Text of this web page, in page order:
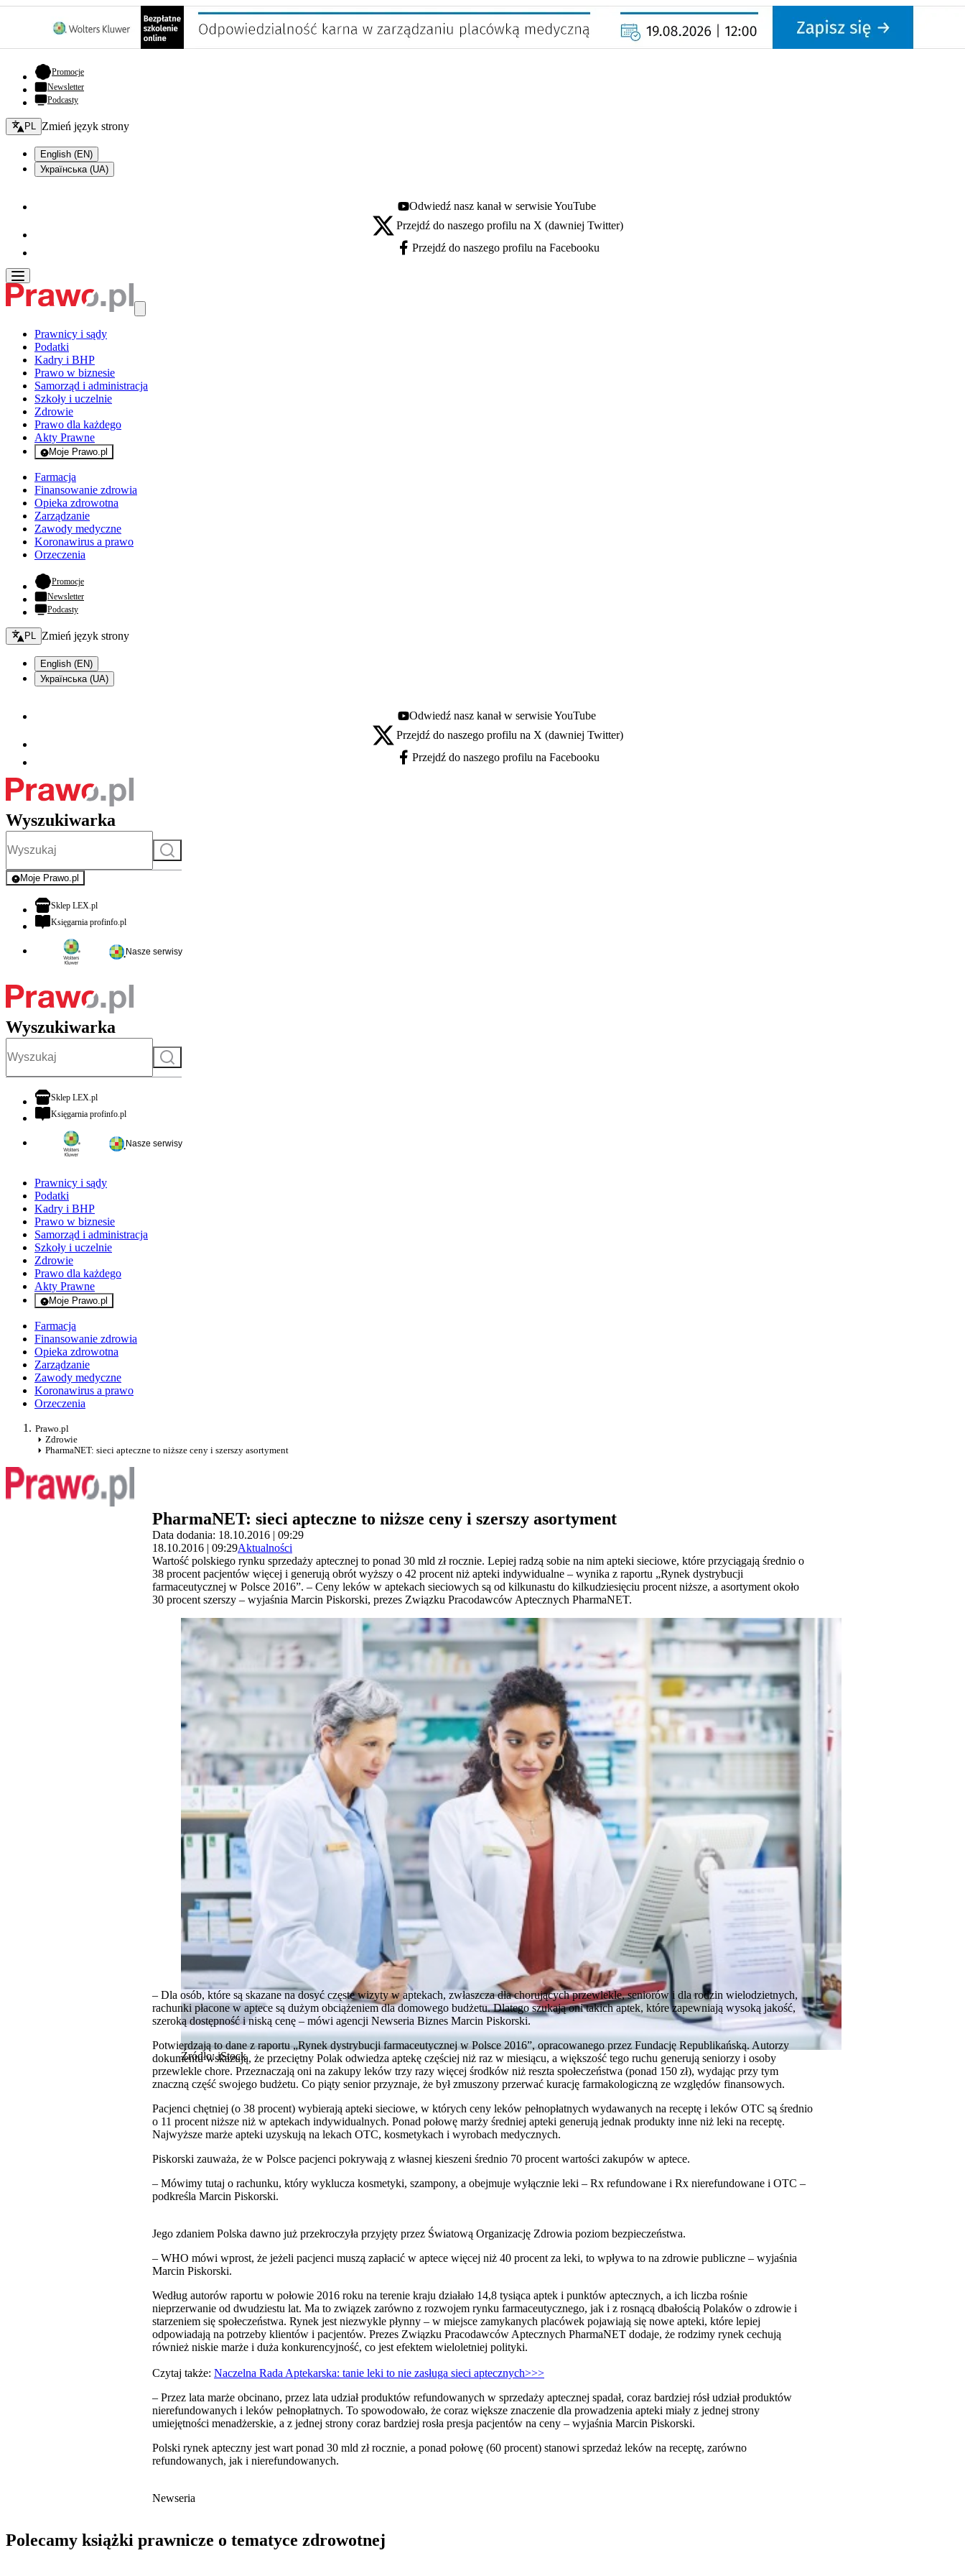
Promocje- otwiera się w nowej karcie
Newsletter
Podcasty
Zmień język - bieżący:
PL Zmień język strony
English (EN)
Українська (UA)
Youtube - otwiera się w nowej karcie
Odwiedź nasz kanał w serwisie YouTube
X - otwiera się w nowej karcie
Przejdź do naszego profilu na X (dawniej Twitter)
Facebook - otwiera się w nowej karcie
Przejdź do naszego profilu na Facebooku
Prawnicy i sądy
Podatki
Kadry i BHP
Prawo w biznesie
Samorząd i administracja
Szkoły i uczelnie
Zdrowie
Prawo dla każdego
Akty Prawne
Moje Prawo.pl
- rejestracja i logowanie do serwisu
Farmacja
Finansowanie zdrowia
Opieka zdrowotna
Zarządzanie
Zawody medyczne
Koronawirus a prawo
Orzeczenia
Promocje- otwiera się w nowej karcie
Newsletter
Podcasty
Zmień język - bieżący:
PL Zmień język strony
English (EN)
Українська (UA)
Youtube - otwiera się w nowej karcie
Odwiedź nasz kanał w serwisie YouTube
X - otwiera się w nowej karcie
Przejdź do naszego profilu na X (dawniej Twitter)
Facebook - otwiera się w nowej karcie
Przejdź do naszego profilu na Facebooku
Wyszukiwarka
Szukaj
Moje Prawo.pl
- rejestracja i logowanie do serwisu
Sklep LEX.plotwiera się w nowej karcie
Księgarnia profinfo.plotwiera się w nowej karcie
Nasze serwisy
Wyszukiwarka
Szukaj
Sklep LEX.plotwiera się w nowej karcie
Księgarnia profinfo.plotwiera się w nowej karcie
Nasze serwisy
Prawnicy i sądy
Podatki
Kadry i BHP
Prawo w biznesie
Samorząd i administracja
Szkoły i uczelnie
Zdrowie
Prawo dla każdego
Akty Prawne
Moje Prawo.pl
- rejestracja i logowanie do serwisu
Farmacja
Finansowanie zdrowia
Opieka zdrowotna
Zarządzanie
Zawody medyczne
Koronawirus a prawo
Orzeczenia
Prawo.pl
Zdrowie
PharmaNET: sieci apteczne to niższe ceny i szerszy asortyment
PharmaNET: sieci apteczne to niższe ceny i szerszy asortyment
Data dodania: 18.10.2016 | 09:29
18.10.2016 | 09:29Aktualności
Wartość polskiego rynku sprzedaży aptecznej to ponad 30 mld zł rocznie. Lepiej radzą sobie na nim apteki sieciowe, które przyciągają średnio o
38 procent pacjentów więcej i generują obrót wyższy o 42 procent niż apteki indywidualne – wynika z raportu „Rynek dystrybucji
farmaceutycznej w Polsce 2016”. – Ceny leków w aptekach sieciowych są od kilkunastu do kilkudziesięciu procent niższe, a asortyment około
30 procent szerszy – wyjaśnia Marcin Piskorski, prezes Związku Pracodawców Aptecznych PharmaNET.
Źródło: iStock
– Dla osób, które są skazane na dosyć częste wizyty w aptekach, zwłaszcza dla chorujących przewlekle, seniorów i dla rodzin wielodzietnych,
rachunki płacone w aptece są dużym obciążeniem dla domowego budżetu. Dlatego szukają oni takich aptek, które zapewniają wysoką jakość,
szeroką dostępność i niską cenę – mówi agencji Newseria Biznes Marcin Piskorski.
Potwierdzają to dane z raportu „Rynek dystrybucji farmaceutycznej w Polsce 2016”, opracowanego przez Fundację Republikańską. Autorzy
dokumentu wskazują, że przeciętny Polak odwiedza aptekę częściej niż raz w miesiącu, a większość tego ruchu generują seniorzy i osoby
przewlekle chore. Przeznaczają oni na zakupy leków trzy razy więcej środków niż reszta społeczeństwa (ponad 150 zł), wydając przy tym
znaczną część swojego budżetu. Co piąty senior przyznaje, że był zmuszony przerwać kurację farmakologiczną ze względów finansowych.
Pacjenci chętniej (o 38 procent) wybierają apteki sieciowe, w których ceny leków pełnopłatnych wydawanych na receptę i leków OTC są średnio
o 11 procent niższe niż w aptekach indywidualnych. Ponad połowę marży średniej apteki generują jednak produkty inne niż leki na receptę.
Najwyższe marże apteki uzyskują na lekach OTC, kosmetykach i wyrobach medycznych.
Piskorski zauważa, że w Polsce pacjenci pokrywają z własnej kieszeni średnio 70 procent wartości zakupów w aptece.
– Mówimy tutaj o rachunku, który wyklucza kosmetyki, szampony, a obejmuje wyłącznie leki – Rx refundowane i Rx nierefundowane i OTC –
podkreśla Marcin Piskorski.
Jego zdaniem Polska dawno już przekroczyła przyjęty przez Światową Organizację Zdrowia poziom bezpieczeństwa.
– WHO mówi wprost, że jeżeli pacjenci muszą zapłacić w aptece więcej niż 40 procent za leki, to wpływa to na zdrowie publiczne – wyjaśnia
Marcin Piskorski.
Według autorów raportu w połowie 2016 roku na terenie kraju działało 14,8 tysiąca aptek i punktów aptecznych, a ich liczba rośnie
nieprzerwanie od dwudziestu lat. Ma to związek zarówno z rozwojem rynku farmaceutycznego, jak i z rosnącą dbałością Polaków o zdrowie i
starzeniem się społeczeństwa. Rynek jest niezwykle płynny – w miejsce zamykanych placówek pojawiają się nowe apteki, które lepiej
odpowiadają na potrzeby klientów i pacjentów. Prezes Związku Pracodawców Aptecznych PharmaNET dodaje, że rodzimy rynek cechują
również niskie marże i duża konkurencyjność, co jest efektem wieloletniej polityki.
Czytaj także: Naczelna Rada Aptekarska: tanie leki to nie zasługa sieci aptecznych>>>
– Przez lata marże obcinano, przez lata udział produktów refundowanych w sprzedaży aptecznej spadał, coraz bardziej rósł udział produktów
nierefundowanych i leków pełnopłatnych. To spowodowało, że coraz większe znaczenie dla prowadzenia apteki miały z jednej strony
umiejętności menadżerskie, a z jednej strony coraz bardziej rosła presja pacjentów na ceny – wyjaśnia Marcin Piskorski.
Polski rynek apteczny jest wart ponad 30 mld zł rocznie, a ponad połowę (60 procent) stanowi sprzedaż leków na receptę, zarówno
refundowanych, jak i nierefundowanych.
Newseria
Polecamy książki prawnicze o tematyce zdrowotnej